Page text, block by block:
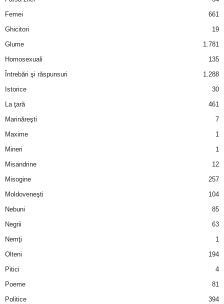
Femei
661
Ghicitori
19
Glume
1.781
Homosexuali
135
Întrebări şi răspunsuri
1.288
Istorice
30
La ţară
461
Marinăreşti
7
Maxime
1
Mineri
1
Misandrine
12
Misogine
257
Moldoveneşti
104
Nebuni
85
Negrii
63
Nemţi
1
Olteni
194
Pitici
4
Poeme
81
Politice
394